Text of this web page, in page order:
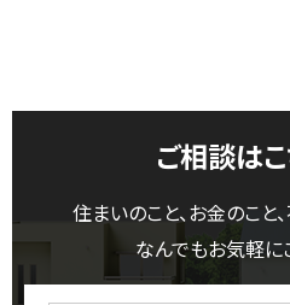
ご相談は
住まいのこと、お金のこと
なんでもお気軽に